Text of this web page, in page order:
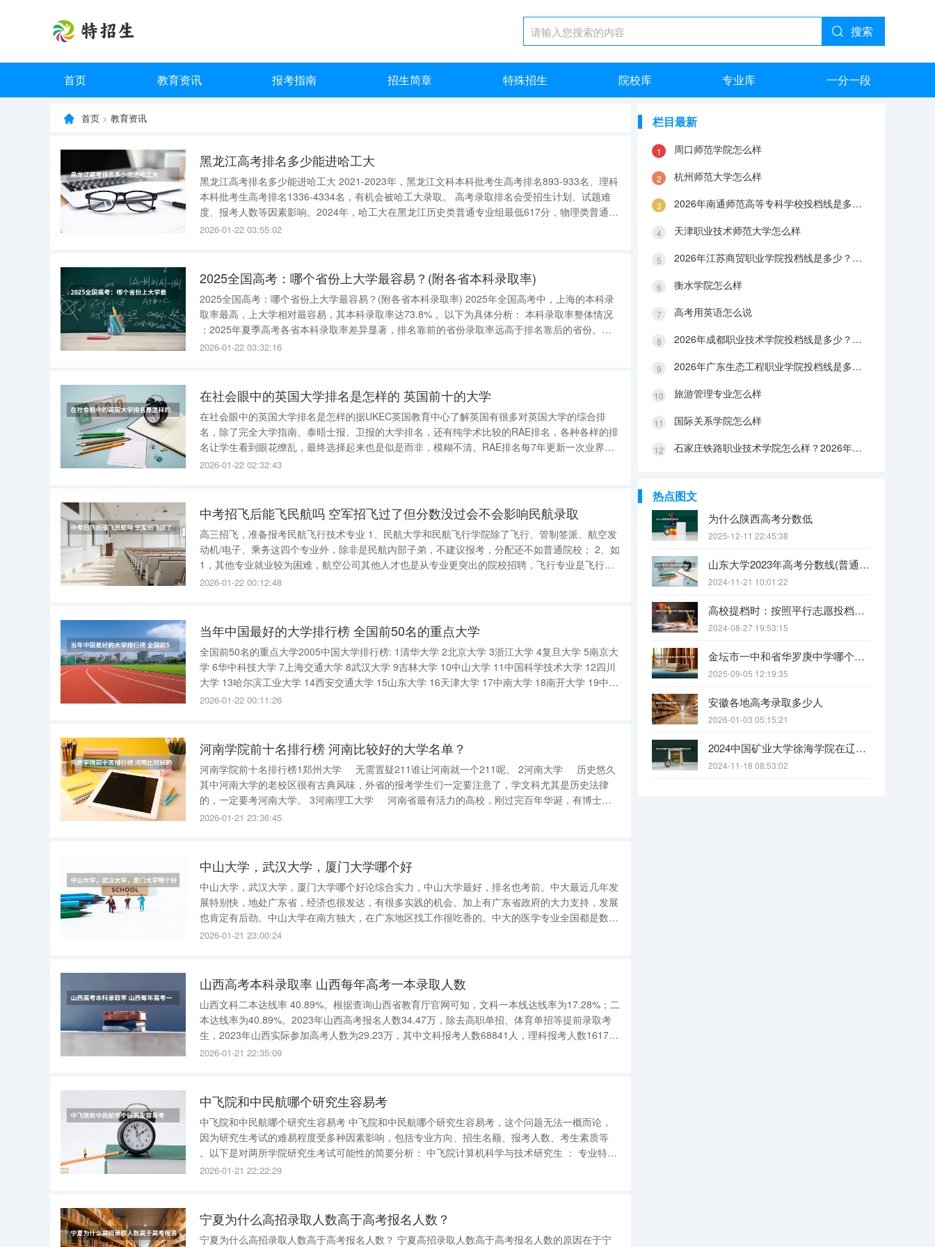
搜索
首页 教育资讯 报考指南 招生简章 特殊招生 院校库 专业库 一分一段
首页 > 教育资讯
黑龙江高考排名多少能进哈工大
黑龙江高考排名多少能进哈工大 2021-2023年，黑龙江文科本科批考生高考排名893-933名、理科
本科批考生高考排名1336-4334名，有机会被哈工大录取。 高考录取排名会受招生计划、试题难
度、报考人数等因素影响。2024年，哈工大在黑龙江历史类普通专业组最低617分，物理类普通专
2026-01-22 03:55:02
2025全国高考：哪个省份上大学最容易？(附各省本科录取率)
2025全国高考：哪个省份上大学最容易？(附各省本科录取率) 2025年全国高考中，上海的本科录
取率最高，上大学相对最容易，其本科录取率达73.8% 。以下为具体分析： 本科录取率整体情况
：2025年夏季高考各省本科录取率差异显著，排名靠前的省份录取率远高于排名靠后的省份。录
取率高的省份考生上本科的机会更大，升学难度相对较低；录取率低的省份考生竞争压力更大，上
2026-01-22 03:32:16
在社会眼中的英国大学排名是怎样的 英国前十的大学
在社会眼中的英国大学排名是怎样的据UKEC英国教育中心了解英国有很多对英国大学的综合排
名，除了完全大学指南、泰晤士报、卫报的大学排名，还有纯学术比较的RAE排名，各种各样的排
名让学生看到眼花缭乱，最终选择起来也是似是而非，模糊不清。RAE排名每7年更新一次业界公
认的、对申请英国硕士最具指导作用的，是英国大学最新研究评估考核
2026-01-22 02:32:43
中考招飞后能飞民航吗 空军招飞过了但分数没过会不会影响民航录取
高三招飞，准备报考民航飞行技术专业 1、民航大学和民航飞行学院除了飞行、管制签派、航空发
动机/电子、乘务这四个专业外，除非是民航内部子弟，不建议报考，分配还不如普通院校； 2、如
1，其他专业就业较为困难，航空公司其他人才也是从专业更突出的院校招聘，飞行专业是飞行员
的招生，属于提前录取，入学后专业课较为特殊，也就是说毕业后不选择飞行，基本等于白上4
2026-01-22 00:12:48
当年中国最好的大学排行榜 全国前50名的重点大学
全国前50名的重点大学2005中国大学排行榜: 1清华大学 2北京大学 3浙江大学 4复旦大学 5南京大
学 6华中科技大学 7上海交通大学 8武汉大学 9吉林大学 10中山大学 11中国科学技术大学 12四川
大学 13哈尔滨工业大学 14西安交通大学 15山东大学 16天津大学 17中南大学 18南开大学 19中国
协和医科大学 20北京师范大学 21东南大学 22厦门大学 23北京航空航天大学
2026-01-22 00:11:26
河南学院前十名排行榜 河南比较好的大学名单？
河南学院前十名排行榜1郑州大学 无需置疑211谁让河南就一个211呢。 2河南大学 历史悠久
其中河南大学的老校区很有古典风味，外省的报考学生们一定要注意了，学文科尤其是历史法律
的，一定要考河南大学。 3河南理工大学 河南省最有活力的高校，刚过完百年华诞，有博士学
位，硕士学位授权点，培养出了河南省第一位两院院士张铁岗，现在已经有一些专业在一本招生，
2026-01-21 23:36:45
中山大学，武汉大学，厦门大学哪个好
中山大学，武汉大学，厦门大学哪个好论综合实力，中山大学最好，排名也考前。中大最近几年发
展特别快，地处广东省，经济也很发达，有很多实践的机会。加上有广东省政府的大力支持，发展
也肯定有后劲。中山大学在南方独大，在广东地区找工作很吃香的。中大的医学专业全国都是数一
数二的，特别是临床医学专业，中大的附属医院的就诊量仅此于北京的协和医院。中大还有比较好
2026-01-21 23:00:24
山西高考本科录取率 山西每年高考一本录取人数
山西文科二本达线率 40.89%。根据查询山西省教育厅官网可知，文科一本线达线率为17.28%；二
本达线率为40.89%。2023年山西高考报名人数34.47万，除去高职单招、体育单招等提前录取考
生，2023年山西实际参加高考人数为29.23万，其中文科报考人数68841人，理科报考人数161794
2026-01-21 22:35:09
中飞院和中民航哪个研究生容易考
中飞院和中民航哪个研究生容易考 中飞院和中民航哪个研究生容易考，这个问题无法一概而论，
因为研究生考试的难易程度受多种因素影响，包括专业方向、招生名额、报考人数、考生素质等
。以下是对两所学院研究生考试可能性的简要分析： 中飞院计算机科学与技术研究生 ： 专业特色
：该项目以广受好评的就业前景而知名，重点培养复合型工程技术人才，兼备计算机科学与技术的
2026-01-21 22:22:29
宁夏为什么高招录取人数高于高考报名人数？
宁夏为什么高招录取人数高于高考报名人数？ 宁夏高招录取人数高于高考报名人数的原因在于宁
栏目最新
周口师范学院怎么样
杭州师范大学怎么样
2026年南通师范高等专科学校投档线是多少？分数线、费用与入学攻略
天津职业技术师范大学怎么样
2026年江苏商贸职业学院投档线是多少？分数线、费用与入学攻略
衡水学院怎么样
高考用英语怎么说
2026年成都职业技术学院投档线是多少？分数线、费用与入学攻略
2026年广东生态工程职业学院投档线是多少？分数线、费用与入学攻略
旅游管理专业怎么样
国际关系学院怎么样
石家庄铁路职业技术学院怎么样？2026年投档线、宿舍条件与就业前景分析
热点图文
为什么陕西高考分数低
2025-12-11 22:45:38
山东大学2023年高考分数线(普通文理)（免费二本和三本的区别）
2024-11-21 10:01:22
高校提档时：按照平行志愿投档的批次，调档比例原则上控制在105%以内。请问这句话是什么意思呢？
2024-08-27 19:53:15
金坛市一中和省华罗庚中学哪个好一些？
2025-09-05 12:19:35
安徽各地高考录取多少人
2026-01-03 05:15:21
2024中国矿业大学徐海学院在辽宁招生招生情况怎么样
2024-11-18 08:53:02